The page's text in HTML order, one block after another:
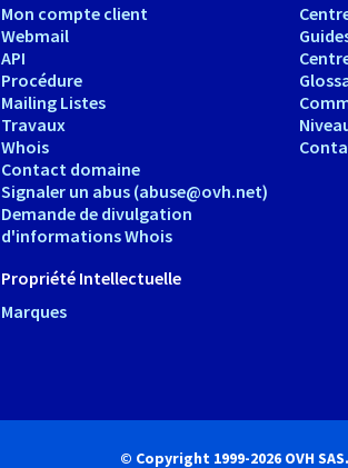
Mon compte client
Webmail
API
Procédure
Mailing Listes
Travaux
Whois
Contact domaine
Signaler un abus (abuse@ovh.net)
Demande de divulgation
d'informations Whois
Propriété Intellectuelle
Marques
© Copyright 1999-2026 OVH SAS.